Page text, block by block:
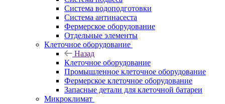
Система водоподготовки
Система антинасеста
Фермерское оборудование
Отдельные элементы
Клеточное оборудование
Назад
Клеточное оборудование
Промышленное клеточное оборудование
Фермерское клеточное оборудование
Запасные детали для клеточной батареи
Микроклимат